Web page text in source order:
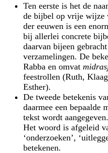
Ten eerste is het de
de bijbel op vrije wijze
der eeuwen is een
bij allerlei concrete
daarvan bijeen
verzamelingen. De
Rabba en omvat
feestrollen (Ruth,
Esther).
De tweede betekenis
daarmee een bepaalde
tekst wordt aangegeven.
Het woord is afgeleid
‘onderzoeken’,
betekenen.